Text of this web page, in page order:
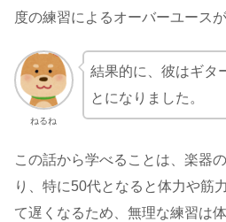
度の練習によるオーバーユース
ねるね
結果的に、彼はギタ
とになりました。
この話から学べることは、楽器
り、特に50代となると体力や筋
て遅くなるため、無理な練習は